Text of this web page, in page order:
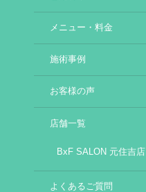
メニュー・料金
施術事例
お客様の声
店舗一覧
BxF SALON 元住吉店
よくあるご質問